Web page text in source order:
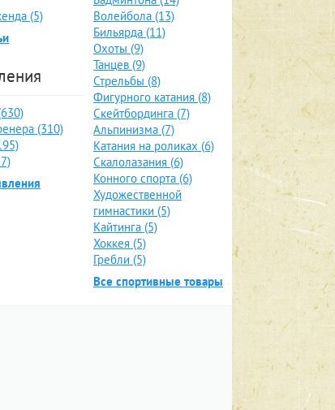
(5)
(310)
Волейбола (13)
Бильярда (11)
Охоты (9)
Танцев (9)
Стрельбы (8)
Фигурного катания (8)
Скейтбординга (7)
Альпинизма (7)
Катания на роликах (6)
Скалолазания (6)
Конного спорта (6)
Художественной
гимнастики (5)
Кайтинга (5)
Хоккея (5)
Гребли (5)
Все спортивные товары